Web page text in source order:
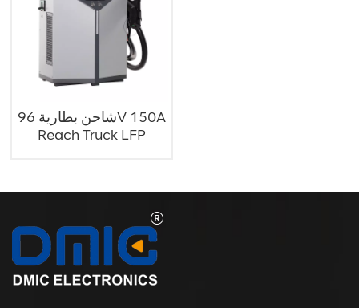
شاحن بطارية 96V 150A
Reach Truck LFP